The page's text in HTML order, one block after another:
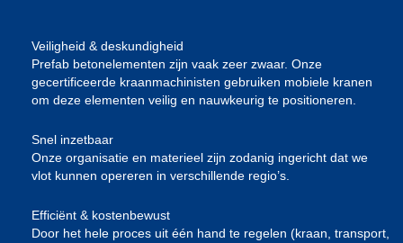
Veiligheid & deskundigheid
Prefab betonelementen zijn vaak zeer zwaar. Onze
gecertificeerde kraanmachinisten gebruiken mobiele kranen
om deze elementen veilig en nauwkeurig te positioneren.
Snel inzetbaar
Onze organisatie en materieel zijn zodanig ingericht dat we
vlot kunnen opereren in verschillende regio’s.
Efficiënt & kostenbewust
Door het hele proces uit één hand te regelen (kraan, transport,